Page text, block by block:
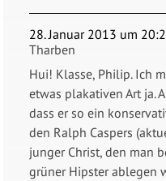
28. Januar 2013 um
Tharben
Hui! Klasse, Philip. Ich
etwas plakativen Art ja.
dass er so ein
den Ralph Caspers
junger Christ, den man
grüner Hipster ablegen